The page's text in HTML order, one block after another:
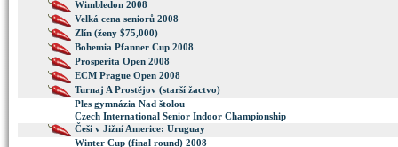
Wimbledon 2008
Velká cena seniorů 2008
Zlín (ženy $75,000)
Bohemia Pfanner Cup 2008
Prosperita Open 2008
ECM Prague Open 2008
Turnaj A Prostějov (starší žactvo)
Ples gymnázia Nad štolou
Czech International Senior Indoor Championship
Češi v Jižní Americe: Uruguay
Winter Cup (final round) 2008